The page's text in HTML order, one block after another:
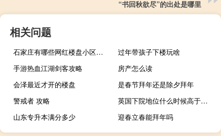
“书回秋欲尽”的出处是哪里
相关问题
石家庄有哪些网红楼盘小区？介绍5个最知名地产项目
过年带孩子下楼玩啥
手游热血江湖剑客攻略
房产怎么读
会泽最近才开的楼盘
是春节拜年还是除夕拜年
警戒者 攻略
英国下院地位什么时候高于上院
山东专升本满分多少
迎春立春能拜年吗